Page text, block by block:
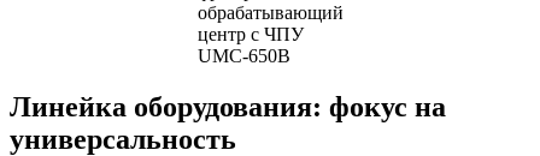
обрабатывающий
центр с ЧПУ
UMC-650B
Линейка оборудования: фокус на
универсальность